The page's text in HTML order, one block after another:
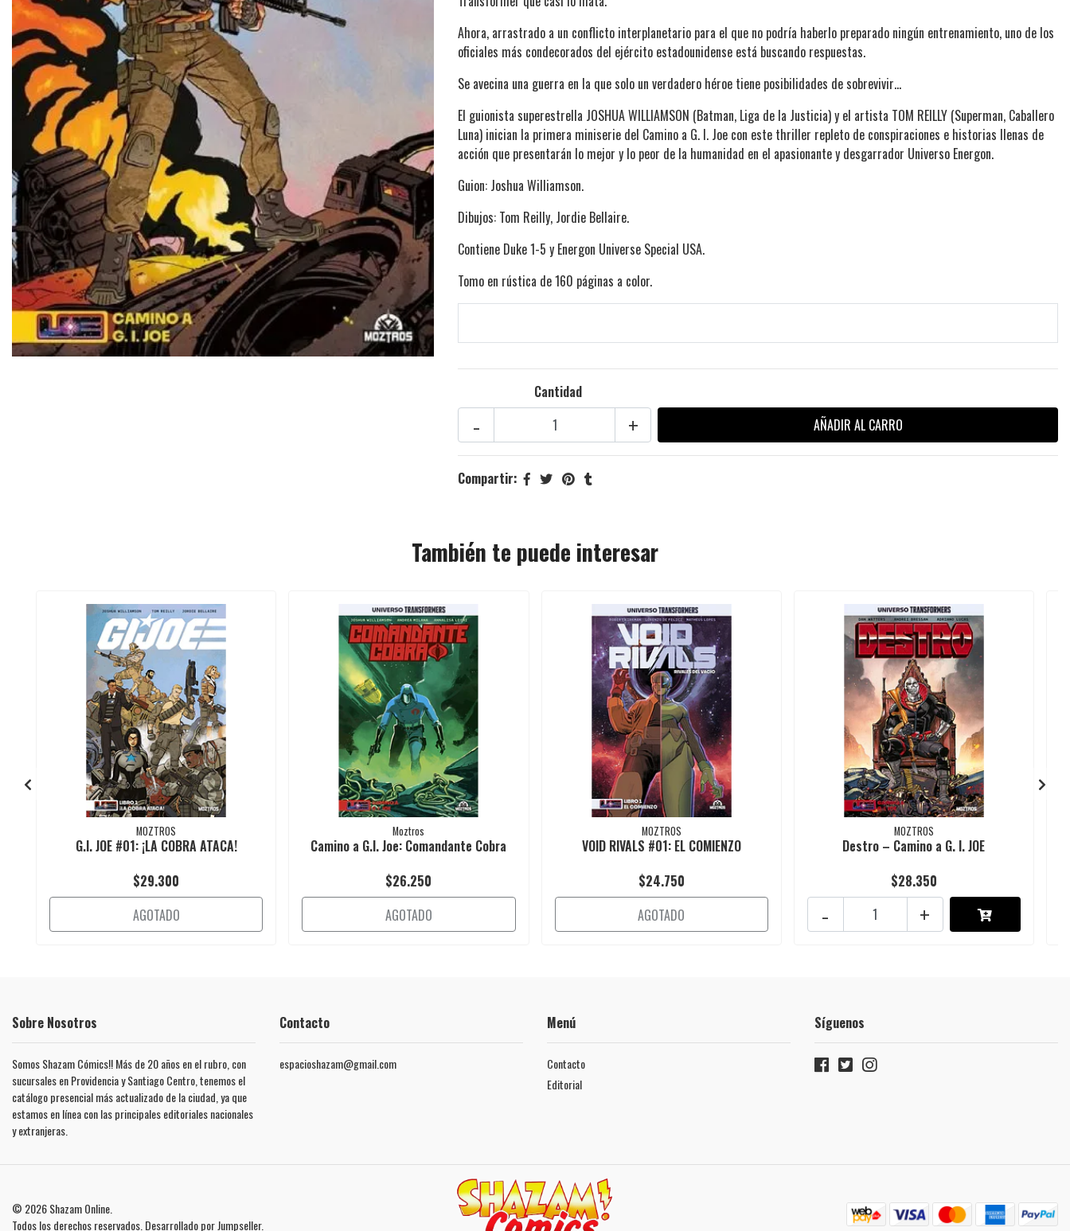
Ahora, arrastrado a un conflicto interplanetario para el que no podría haberlo preparado ningún entrenamiento, uno de los
oficiales más condecorados del ejército estadounidense está buscando respuestas.
Se avecina una guerra en la que solo un verdadero héroe tiene posibilidades de sobrevivir…
El guionista superestrella JOSHUA WILLIAMSON (Batman, Liga de la Justicia) y el artista TOM REILLY (Superman, Caballero
Luna) inician la primera miniserie del Camino a G. I. Joe con este thriller repleto de conspiraciones e historias llenas de
acción que presentarán lo mejor y lo peor de la humanidad en el apasionante y desgarrador Universo Energon.
Guion: Joshua Williamson.
Dibujos: Tom Reilly, Jordie Bellaire.
Contiene Duke 1-5 y Energon Universe Special USA.
Tomo en rústica de 160 páginas a color.
Cantidad
+
-
Compartir:
También te puede interesar
MOZTROS
G.I. JOE #01: ¡LA COBRA ATACA!
$29.300
AGOTADO
Moztros
Camino a G.I. Joe: Comandante Cobra
$26.250
AGOTADO
MOZTROS
VOID RIVALS #01: EL COMIENZO
$24.750
AGOTADO
MOZTROS
Destro – Camino a G. I. JOE
$28.350
+
-
Sobre Nosotros
Somos Shazam Cómics!! Más de 20 años en el rubro, con
sucursales en Providencia y Santiago Centro, tenemos el
catálogo presencial más actualizado de la ciudad, ya que
estamos en línea con las principales editoriales nacionales
y extranjeras.
Contacto
espacioshazam@gmail.com
Menú
Contacto
Editorial
Síguenos
© 2026 Shazam Online.
Todos los derechos reservados. Desarrollado por Jumpseller.